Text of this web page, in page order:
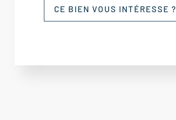
CE BIEN VOUS INTÉRESSE ?